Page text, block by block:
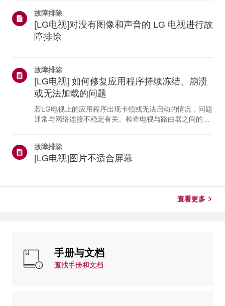
确保手机和电视连接到同一个 Wi-Fi 网络，然后打开“控制
中心”，使用“屏幕镜像”（AirPlay）选择您的电视。如果您
的 iPhone 无法连接，请在电视上打开 [主页仪表盘]，并
故障排除
[LG电视]对没有图像和声音的 LG 电视进行故
障排除
故障排除
[LG电视] 如何修复应用程序持续冻结、崩溃
或无法加载的问题
若LG电视上的应用程序出现卡顿或无法启动的情况，问题
通常与网络连接不稳定有关。检查电视与路由器之间的线
存在。如果问题仅出现在特定应用中，请更新或重新安装
该应用。若问题仍未解决，请联系应用提供商寻求支持。
查 * 2021年及后续机型 [webOS 6.0 或更高版本]：按下
故障排除
[LG电视]图片不适合屏幕
查看更多
手册与文档
查找手册和文档